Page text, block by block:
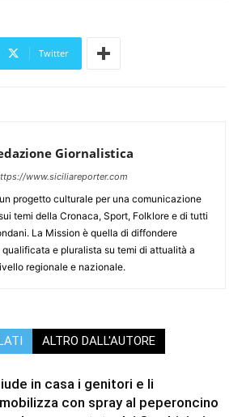
Twitter
Giornalistica
www.siciliareporter.com
progetto culturale per una comunicazione
temi della Cronaca, Sport, Folklore e di tutti
La Mission è quella di diffondere
e pluralista su temi di attualità a
regionale e nazionale.
ALTRO DALL'AUTORE
in casa i genitori e li
con spray al peperoncino